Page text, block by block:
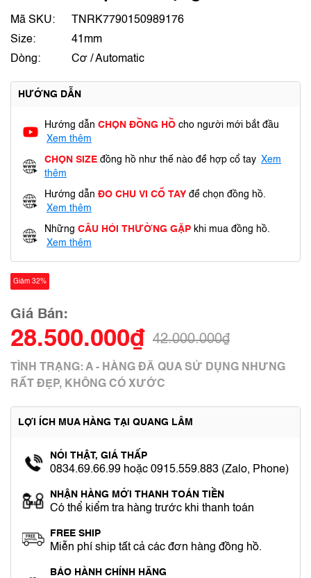
Mã SKU:
TNRK7790150989176
Size:
41mm
Dòng:
Cơ / Automatic
HƯỚNG DẪN
Hướng dẫn CHỌN ĐỒNG HỒ cho người mới bắt đầu
Xem thêm
CHỌN SIZE đồng hồ như thế nào để hợp cổ tay Xem
thêm
Hướng dẫn ĐO CHU VI CỔ TAY để chọn đồng hồ.
Xem thêm
Những CÂU HỎI THƯỜNG GẶP khi mua đồng hồ.
Xem thêm
Giảm 32%
Giá Bán:
28.500.000₫ 42.000.000₫
TÌNH TRẠNG: A - HÀNG ĐÃ QUA SỬ DỤNG NHƯNG
RẤT ĐẸP, KHÔNG CÓ XƯỚC
LỢI ÍCH MUA HÀNG TẠI QUANG LÂM
NÓI THẬT, GIÁ THẤP
0834.69.66.99 hoặc 0915.559.883 (Zalo, Phone)
NHẬN HÀNG MỚI THANH TOÁN TIỀN
Có thể kiểm tra hàng trước khi thanh toán
FREE SHIP
Miễn phí ship tất cả các đơn hàng đồng hồ.
BẢO HÀNH CHÍNH HÃNG